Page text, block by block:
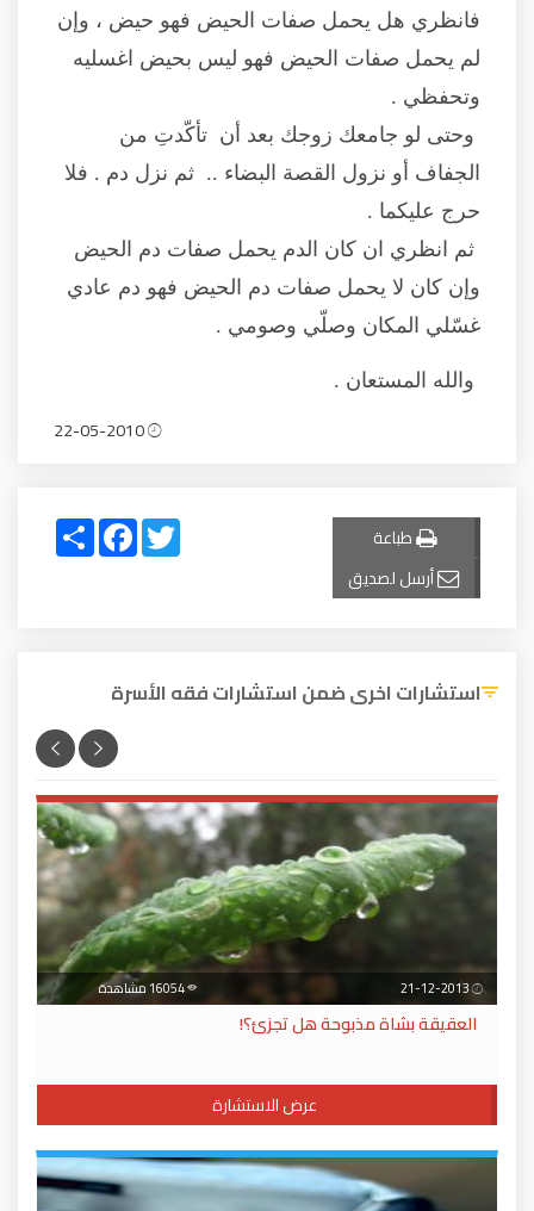
فانظري هل يحمل صفات الحيض فهو حيض ، وإن
لم يحمل صفات الحيض فهو ليس بحيض اغسليه
وتحفظي .
وحتى لو جامعك زوجك بعد أن تأكّدتِ من
الجفاف أو نزول القصة البضاء .. ثم نزل دم . فلا
حرج عليكما .
ثم انظري ان كان الدم يحمل صفات دم الحيض
وإن كان لا يحمل صفات دم الحيض فهو دم عادي
غسّلي المكان وصلّي وصومي .
والله المستعان .
طباعة
أرسل لصديق
Share
FacebookTwitter
استشارات اخرى ضمن استشارات فقه الأسرة
21-12-2013
العقيقة بشاة مذبوحة هل تجزئ؟!
عرض الاستشارة